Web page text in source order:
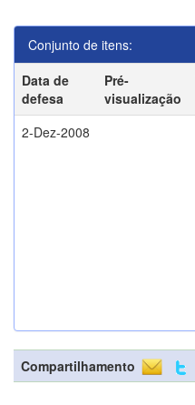
Conjunto de itens:
Data de
defesa
Pré-
visualização
2-Dez-2008
Compartilhamento